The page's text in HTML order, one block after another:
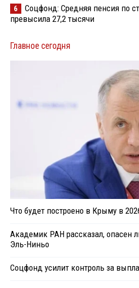
6
Соцфонд: Средняя пенсия по
превысила 27,2 тысячи
Главное сегодня
Что будет построено в Крыму в
Академик РАН рассказал, опасен
Эль-Ниньо
Соцфонд усилит контроль за